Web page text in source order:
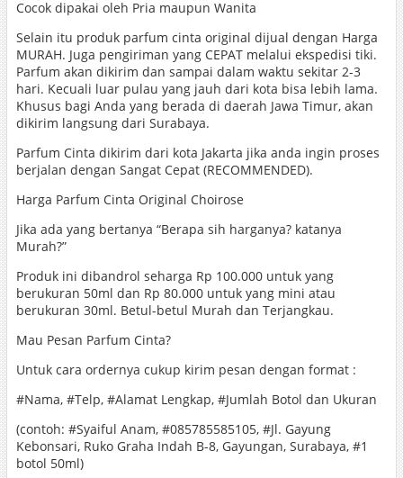
Cocok dipakai oleh Pria maupun Wanita
Selain itu produk parfum cinta original dijual dengan Harga
MURAH. Juga pengiriman yang CEPAT melalui ekspedisi tiki.
Parfum akan dikirim dan sampai dalam waktu sekitar 2-3
hari. Kecuali luar pulau yang jauh dari kota bisa lebih lama.
Khusus bagi Anda yang berada di daerah Jawa Timur, akan
dikirim langsung dari Surabaya.
Parfum Cinta dikirim dari kota Jakarta jika anda ingin proses
berjalan dengan Sangat Cepat (RECOMMENDED).
Harga Parfum Cinta Original Choirose
Jika ada yang bertanya “Berapa sih harganya? katanya
Murah?”
Produk ini dibandrol seharga Rp 100.000 untuk yang
berukuran 50ml dan Rp 80.000 untuk yang mini atau
berukuran 30ml. Betul-betul Murah dan Terjangkau.
Mau Pesan Parfum Cinta?
Untuk cara ordernya cukup kirim pesan dengan format :
#Nama, #Telp, #Alamat Lengkap, #Jumlah Botol dan Ukuran
(contoh: #Syaiful Anam, #085785585105, #Jl. Gayung
Kebonsari, Ruko Graha Indah B-8, Gayungan, Surabaya, #1
botol 50ml)